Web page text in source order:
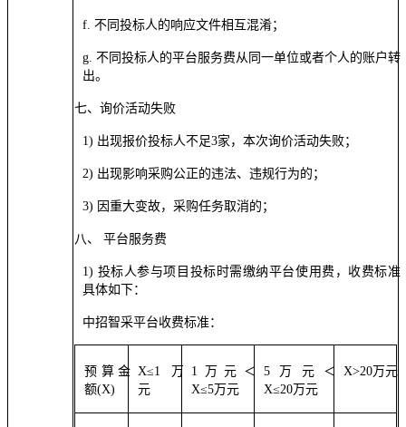
f. 不同投标人的响应文件相互混淆；
g. 不同投标人的平台服务费从同一单位或者个人的账户转
出。
七、 询价活动失败
1) 出现报价投标人不足3家，本次询价活动失败；
2) 出现影响采购公正的违法、违规行为的；
3) 因重大变故，采购任务取消的；
八、 平台服务费
1) 投标人参与项目投标时需缴纳平台使用费，收费标准
具体如下：
中招智采平台收费标准：
预算金
额(X)
X≤1万
元
1万元＜
X≤5万元
5万元＜
X≤20万元
X>20万元